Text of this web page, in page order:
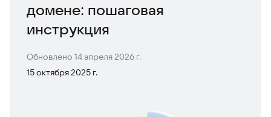
домене: пошаговая
инструкция
Обновлено 14 апреля 2026 г.
15 октября 2025 г.